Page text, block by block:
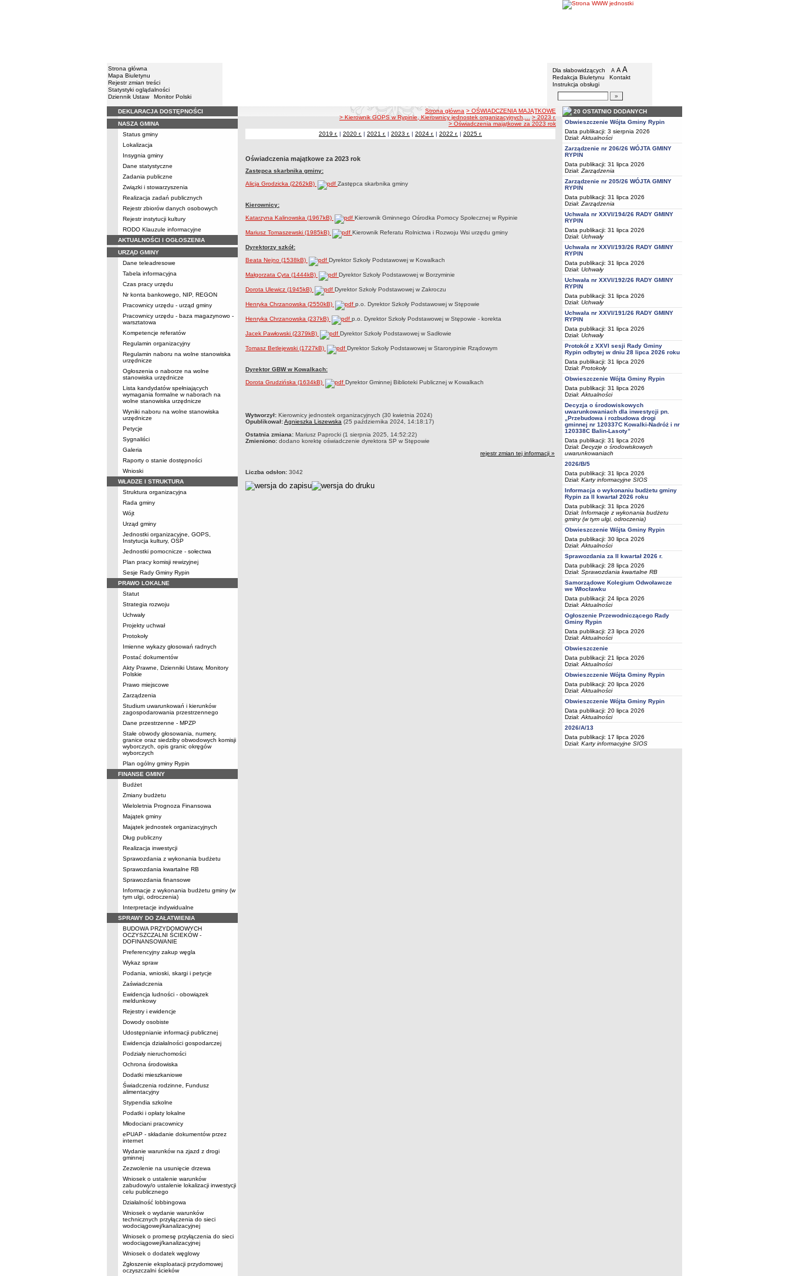
Strona główna
Mapa Biuletynu
Rejestr zmian treści
Statystyki oglądalności
Dziennik Ustaw
Monitor Polski
Gmina Rypin
Menu dodatkowe
Dla słabowidzących A pomniejsz czcionkę
A standardowy rozmiar czcionki
A
Redakcja Biuletynu
Kontakt
Instrukcja obsługi
Wyszukiwarka artykułów
Menu
DEKLARACJA DOSTĘPNOŚCI
NASZA GMINA
Status gminy
Lokalizacja
Insygnia gminy
Dane statystyczne
Zadania publiczne
Związki i stowarzyszenia
Realizacja zadań publicznych
Rejestr zbiorów danych osobowych
Rejestr instytucji kultury
RODO Klauzule informacyjne
AKTUALNOŚCI I OGŁOSZENIA
URZĄD GMINY
Dane teleadresowe
Tabela informacyjna
Czas pracy urzędu
Nr konta bankowego, NIP, REGON
Pracownicy urzędu - urząd gminy
Pracownicy urzędu - baza magazynowo -
warsztatowa
Kompetencje referatów
Regulamin organizacyjny
Regulamin naboru na wolne stanowiska
urzędnicze
Ogłoszenia o naborze na wolne
stanowiska urzędnicze
Lista kandydatów spełniających
wymagania formalne w naborach na
wolne stanowiska urzędnicze
Wyniki naboru na wolne stanowiska
urzędnicze
Petycje
Sygnaliści
Galeria
Raporty o stanie dostępności
Wnioski
WŁADZE I STRUKTURA
Struktura organizacyjna
Rada gminy
Wójt
Urząd gminy
Jednostki organizacyjne, GOPS,
Instytucja kultury, OSP
Jednostki pomocnicze - sołectwa
Plan pracy komisji rewizyjnej
Sesje Rady Gminy Rypin
PRAWO LOKALNE
Statut
Strategia rozwoju
Uchwały
Projekty uchwał
Protokoły
Imienne wykazy głosowań radnych
Postać dokumentów
Akty Prawne, Dzienniki Ustaw, Monitory
Polskie
Prawo miejscowe
Zarządzenia
Studium uwarunkowań i kierunków
zagospodarowania przestrzennego
Dane przestrzenne - MPZP
Stałe obwody głosowania, numery,
granice oraz siedziby obwodowych komisji
wyborczych, opis granic okręgów
wyborczych
Plan ogólny gminy Rypin
FINANSE GMINY
Budżet
Zmiany budżetu
Wieloletnia Prognoza Finansowa
Majątek gminy
Majątek jednostek organizacyjnych
Dług publiczny
Realizacja inwestycji
Sprawozdania z wykonania budżetu
Sprawozdania kwartalne RB
Sprawozdania finansowe
Informacje z wykonania budżetu gminy (w
tym ulgi, odroczenia)
Interpretacje indywidualne
SPRAWY DO ZAŁATWIENIA
BUDOWA PRZYDOMOWYCH
OCZYSZCZALNI ŚCIEKÓW -
DOFINANSOWANIE
Preferencyjny zakup węgla
Wykaz spraw
Podania, wnioski, skargi i petycje
Zaświadczenia
Ewidencja ludności - obowiązek
meldunkowy
Rejestry i ewidencje
Dowody osobiste
Udostępnianie informacji publicznej
Ewidencja działalności gospodarczej
Podziały nieruchomości
Ochrona środowiska
Dodatki mieszkaniowe
Świadczenia rodzinne, Fundusz
alimentacyjny
Stypendia szkolne
Podatki i opłaty lokalne
Młodociani pracownicy
ePUAP - składanie dokumentów przez
internet
Wydanie warunków na zjazd z drogi
gminnej
Zezwolenie na usunięcie drzewa
Wniosek o ustalenie warunków
zabudowy/o ustalenie lokalizacji inwestycji
celu publicznego
Działalność lobbingowa
Wniosek o wydanie warunków
technicznych przyłączenia do sieci
wodociągowej/kanalizacyjnej
Wniosek o promesę przyłączenia do sieci
wodociągowej/kanalizacyjnej
Wniosek o dodatek węglowy
Zgłoszenie eksploatacji przydomowej
oczyszczalni ścieków
ścieżka nawigacji
Strona główna > OŚWIADCZENIA MAJĄTKOWE
> Kierownik GOPS w Rypinie, Kierownicy jednostek organizacyjnych,...
> 2023 r.
> Oświadczenia majątkowe za 2023 rok
2019 r. | 2020 r. | 2021 r. | 2023 r. | 2024 r. | 2022 r. | 2025 r.
Oświadczenia majątkowe za 2023 rok
Zastępca skarbnika gminy:
Alicja Grodzicka (2262kB)
Zastępca skarbnika gminy
Kierownicy:
Katarzyna Kalinowska (1967kB)
Kierownik Gminnego Ośrodka Pomocy Społecznej w Rypinie
Mariusz Tomaszewski (1985kB) Kierownik Referatu Rolnictwa i Rozwoju Wsi urzędu gminy
Dyrektorzy szkół:
Beata Nejno (1538kB)
Dyrektor Szkoły Podstawowej w Kowalkach
Małgorzata Cyta (1444kB) Dyrektor Szkoły Podstawowej w Borzyminie
Dorota Ulewicz (1945kB) Dyrektor Szkoły Podstawowej w Zakroczu
Henryka Chrzanowska (2550kB) p.o. Dyrektor Szkoły Podstawowej w Stępowie
Henryka Chrzanowska (237kB) p.o. Dyrektor Szkoły Podstawowej w Stępowie - korekta
Jacek Pawłowski (2379kB) Dyrektor Szkoły Podstawowej w Sadłowie
Tomasz Betlejewski (1727kB) Dyrektor Szkoły Podstawowej w Starorypinie Rządowym
Dyrektor GBW w Kowalkach:
Dorota Grudzińska (1634kB)
Dyrektor Gminnej Biblioteki Publicznej w Kowalkach
metryczka
Wytworzył: Kierownicy jednostek organizacyjnych (30 kwietnia 2024)
Opublikował:Agnieszka Liszewska (25 października 2024, 14:18:17)
Ostatnia zmiana: Mariusz Paprocki (1 sierpnia 2025, 14:52:22)
Zmieniono: dodano korektę oświadczenie dyrektora SP w Stępowie
rejestr zmian tej informacji »
Liczba odsłon: 3042
20 OSTATNIO DODANYCH
Obwieszczenie Wójta Gminy Rypin
Data publikacji: 3 sierpnia 2026
Dział: Aktualności
Zarządzenie nr 206/26 WÓJTA GMINY
RYPIN
Data publikacji: 31 lipca 2026
Dział: Zarządzenia
Zarządzenie nr 205/26 WÓJTA GMINY
RYPIN
Data publikacji: 31 lipca 2026
Dział: Zarządzenia
Uchwała nr XXVI/194/26 RADY GMINY
RYPIN
Data publikacji: 31 lipca 2026
Dział: Uchwały
Uchwała nr XXVI/193/26 RADY GMINY
RYPIN
Data publikacji: 31 lipca 2026
Dział: Uchwały
Uchwała nr XXVI/192/26 RADY GMINY
RYPIN
Data publikacji: 31 lipca 2026
Dział: Uchwały
Uchwała nr XXVI/191/26 RADY GMINY
RYPIN
Data publikacji: 31 lipca 2026
Dział: Uchwały
Protokół z XXVI sesji Rady Gminy
Rypin odbytej w dniu 28 lipca 2026 roku
Data publikacji: 31 lipca 2026
Dział: Protokoły
Obwieszczenie Wójta Gminy Rypin
Data publikacji: 31 lipca 2026
Dział: Aktualności
Decyzja o środowiskowych
uwarunkowaniach dla inwestycji pn.
„Przebudowa i rozbudowa drogi
gminnej nr 120337C Kowalki-Nadróż i nr
120338C Balin-Lasoty”
Data publikacji: 31 lipca 2026
Dział: Decyzje o środowiskowych
uwarunkowaniach
2026/B/5
Data publikacji: 31 lipca 2026
Dział: Karty informacyjne SIOS
Informacja o wykonaniu budżetu gminy
Rypin za II kwartał 2026 roku
Data publikacji: 31 lipca 2026
Dział: Informacje z wykonania budżetu
gminy (w tym ulgi, odroczenia)
Obwieszczenie Wójta Gminy Rypin
Data publikacji: 30 lipca 2026
Dział: Aktualności
Sprawozdania za II kwartał 2026 r.
Data publikacji: 28 lipca 2026
Dział: Sprawozdania kwartalne RB
Samorządowe Kolegium Odwoławcze
we Włocławku
Data publikacji: 24 lipca 2026
Dział: Aktualności
Ogłoszenie Przewodniczącego Rady
Gminy Rypin
Data publikacji: 23 lipca 2026
Dział: Aktualności
Obwieszczenie
Data publikacji: 21 lipca 2026
Dział: Aktualności
Obwieszczenie Wójta Gminy Rypin
Data publikacji: 20 lipca 2026
Dział: Aktualności
Obwieszczenie Wójta Gminy Rypin
Data publikacji: 20 lipca 2026
Dział: Aktualności
2026/A/13
Data publikacji: 17 lipca 2026
Dział: Karty informacyjne SIOS